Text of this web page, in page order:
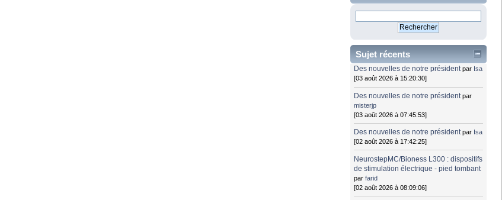
Sujet récents
Des nouvelles de notre président par Isa
[03 août 2026 à 15:20:30]
Des nouvelles de notre président par
misterjp
[03 août 2026 à 07:45:53]
Des nouvelles de notre président par Isa
[02 août 2026 à 17:42:25]
NeurostepMC/Bioness L300 : dispositifs
de stimulation électrique - pied tombant
parfarid
[02 août 2026 à 08:09:06]